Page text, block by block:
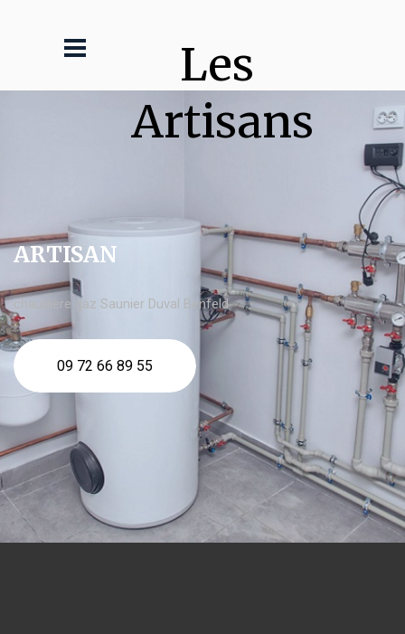
Les
Artisans
ARTISAN
chaudière gaz Saunier Duval Benfeld
09 72 66 89 55